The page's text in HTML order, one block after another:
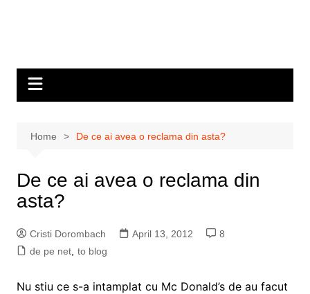
Home De ce ai avea o reclama din asta?
De ce ai avea o reclama din
asta?
Cristi Dorombach April 13, 2012
8
de pe net, to blog
Nu stiu ce s-a intamplat cu Mc Donald’s de au facut